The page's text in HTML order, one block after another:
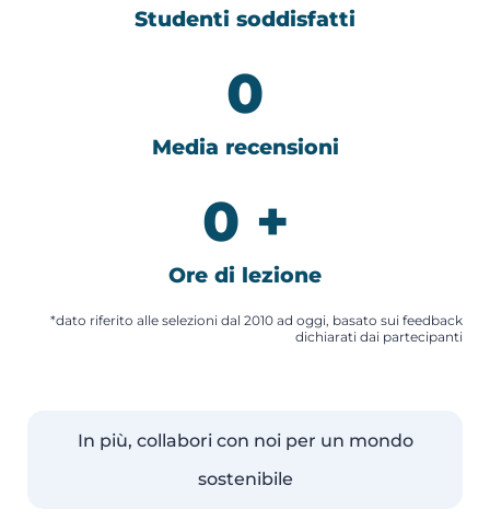
Studenti soddisfatti
Media recensioni
0
Ore di lezione
0 +
*dato riferito alle selezioni dal 2010 ad oggi, basato sui feedback
dichiarati dai partecipanti
In più, collabori con noi per un mondo
sostenibile